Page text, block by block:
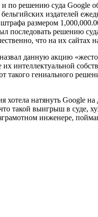
решению суда Google
издателей
размером
решению
что на их сайтах
данную акцию
интеллектуальной
гениального
натянуть Google
такой выигрыш в суде,
инженере,